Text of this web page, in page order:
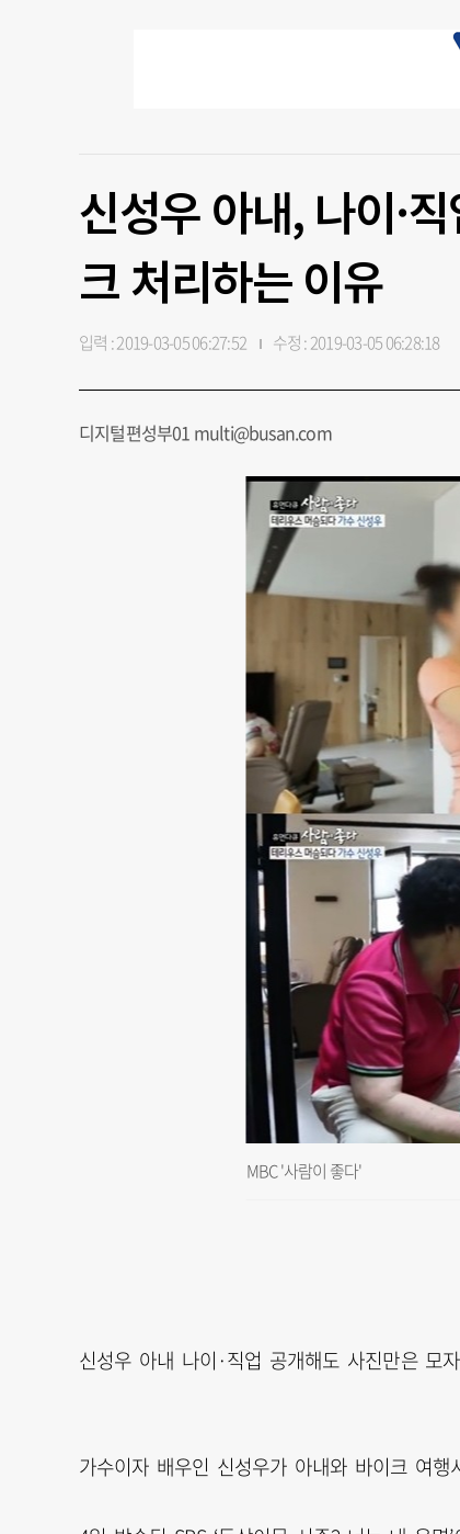
신성우 아내, 나이·
크 처리하는 이유
입력 : 2019-03-05 06:27:52 수정 : 2019-03-05 06:28:18
디지털편성부01 multi@busan.com
MBC '사람이 좋다'
신성우 아내 나이·직업 공개해도 사진만은 모
가수이자 배우인 신성우가 아내와 바이크 여